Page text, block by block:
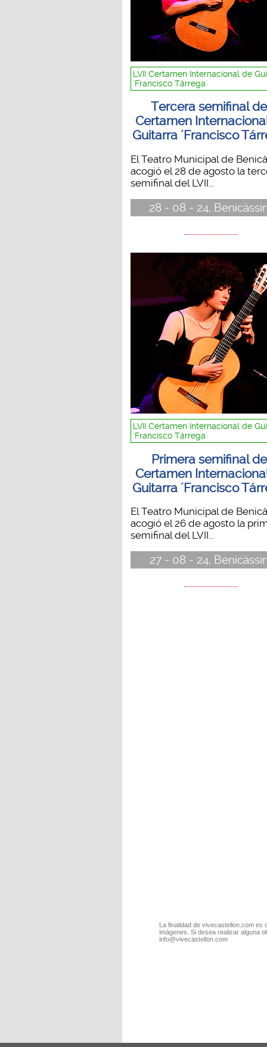
LVII Certamen Internacional de
´Francisco Tárrega´
Tercera semifinal
Certamen
Guitarra ´Francisco
El Teatro Municipal de
acogió el 28 de agosto la
semifinal del LVII...
28 - 08 - 24,
LVII Certamen Internacional de
´Francisco Tárrega´
Primera semifinal
Certamen
Guitarra ´Francisco
El Teatro Municipal de
acogió el 26 de agosto la
semifinal del LVII...
27 - 08 - 24,
La finalidad de vivecastellon.com
imágenes. Si desea realizar alguna
info@vivecastellon.com